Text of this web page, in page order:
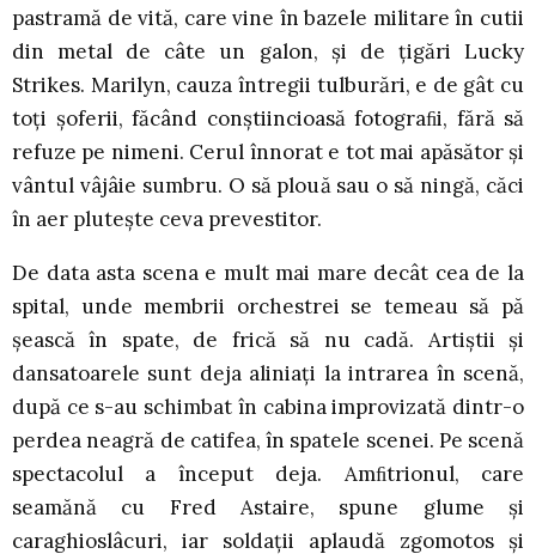
pastramă de vită, care vine în bazele militare în cutii
din metal de câte un galon, și de țigări Lucky
Strikes. Marilyn, cauza întregii tulburări, e de gât cu
toți șoferii, făcând conștiincioasă fotograﬁi, fără să
refuze pe nimeni. Cerul înnorat e tot mai apăsător și
vântul vâjâie sumbru. O să plouă sau o să ningă, căci
în aer plutește ceva prevestitor.
De data asta scena e mult mai mare decât cea de la
spital, unde membrii orchestrei se temeau să pă
șească în spate, de frică să nu cadă. Artiștii și
dansatoarele sunt deja aliniați la intrarea în scenă,
după ce s-au schimbat în cabina improvizată dintr-o
perdea neagră de catifea, în spatele scenei. Pe scenă
spectacolul a început deja. Amﬁtrionul, care
seamănă cu Fred Astaire, spune glume și
caraghioslâcuri, iar soldații aplaudă zgomotos și